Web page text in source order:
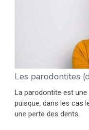
Les parodontites
La parodontite est
puisque, dans les cas
une perte des dents.